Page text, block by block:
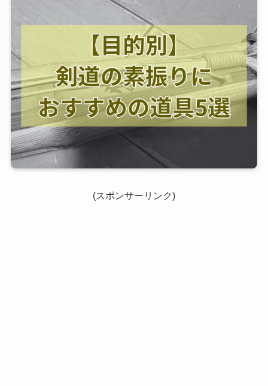
(スポンサーリンク)